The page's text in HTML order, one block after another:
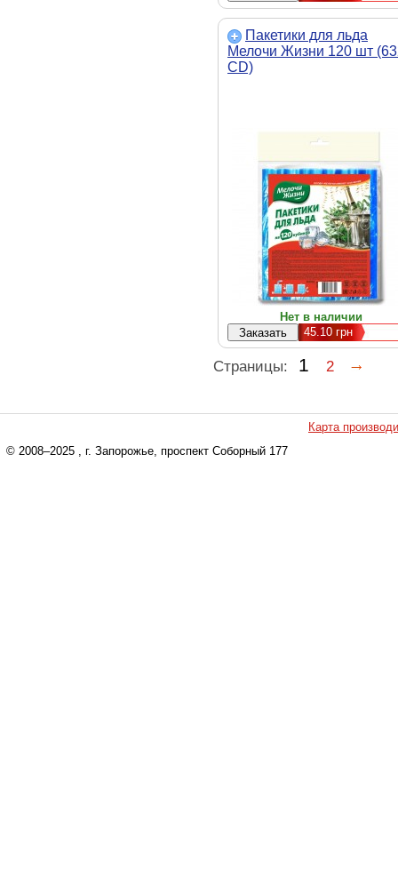
Пакетики для льда
Мелочи Жизни 120 шт
CD)
Нет в наличии
45.10 грн
Страницы: 1 2
Карта
© 2008–2025 , г. Запорожье, проспект Соборный 177